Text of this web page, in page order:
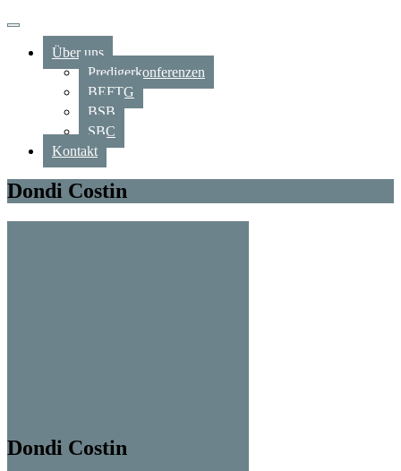
Über uns
Predigerkonferenzen
BEFTG
BSB
SBC
Kontakt
Dondi Costin
Dondi Costin